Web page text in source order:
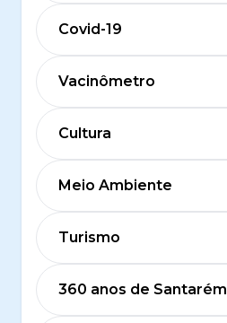
Covid-19
Vacinômetro
Cultura
Meio Ambiente
Turismo
360 anos de Santarém